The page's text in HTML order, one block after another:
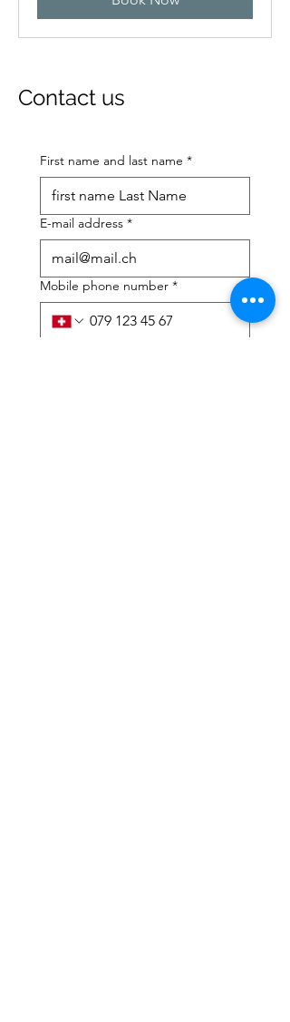
Contact us
First name and last name *
E-mail address *
Mobile phone number *